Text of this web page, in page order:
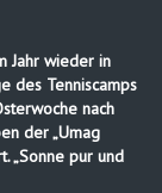
Jahr wieder in
des Tenniscamps
nach
der „Umag
„Sonne pur und